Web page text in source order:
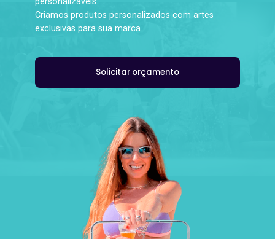
Criamos produtos personalizados com artes
exclusivas para sua marca.
Solicitar orçamento